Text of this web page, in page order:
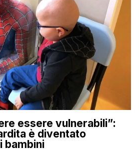
essere vulnerabili”:
è diventato
bambini